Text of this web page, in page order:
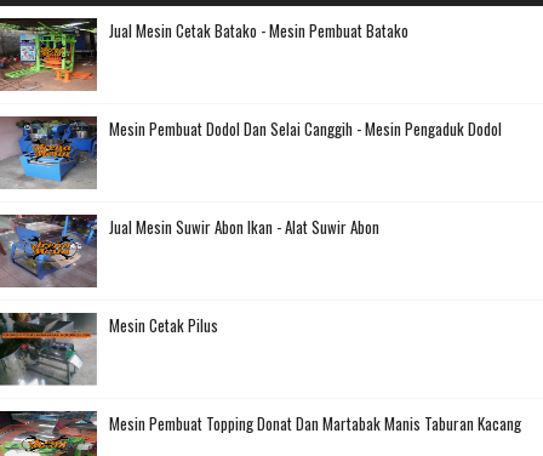
Jual Mesin Cetak Batako - Mesin Pembuat Batako
Mesin Pembuat Dodol Dan Selai Canggih - Mesin Pengaduk Dodol
Jual Mesin Suwir Abon Ikan - Alat Suwir Abon
Mesin Cetak Pilus
Mesin Pembuat Topping Donat Dan Martabak Manis Taburan Kacang